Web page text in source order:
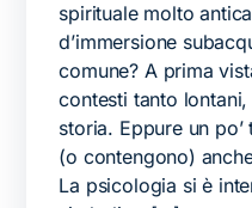
spirituale molto
d’immersione
comune? A prima
contesti tanto
storia. Eppure un
(o contengono)
La psicologia si è